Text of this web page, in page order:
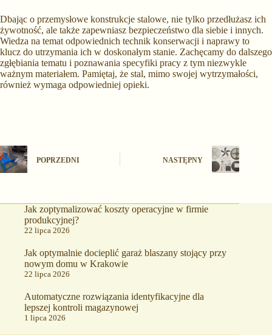
Dbając o przemysłowe konstrukcje stalowe, nie tylko przedłużasz ich
żywotność, ale także zapewniasz bezpieczeństwo dla siebie i innych.
Wiedza na temat odpowiednich technik konserwacji i naprawy to
klucz do utrzymania ich w doskonałym stanie. Zachęcamy do dalszego
zgłębiania tematu i poznawania specyfiki pracy z tym niezwykle
ważnym materiałem. Pamiętaj, że stal, mimo swojej wytrzymałości,
również wymaga odpowiedniej opieki.
POPRZEDNI NASTĘPNY
Jak zoptymalizować koszty operacyjne w firmie
produkcyjnej?
22 lipca 2026
Jak optymalnie docieplić garaż blaszany stojący przy
nowym domu w Krakowie
22 lipca 2026
Automatyczne rozwiązania identyfikacyjne dla
lepszej kontroli magazynowej
1 lipca 2026